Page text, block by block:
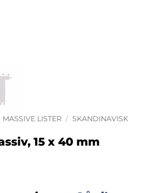
MASSIVE LISTER / SKANDINAVISK
15 x 40 mm